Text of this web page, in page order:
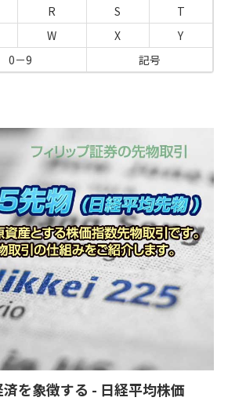
R S
T
W X
Y
0－9 記号
を象徴する - 日経平均株価